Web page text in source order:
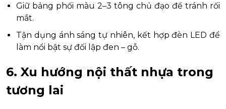
Giữ bảng phối màu 2–3 tông chủ đạo để tránh rối
mắt.
Tận dụng ánh sáng tự nhiên, kết hợp đèn LED để
làm nổi bật sự đối lập đen – gỗ.
6. Xu hướng nội thất nhựa trong
tương lai